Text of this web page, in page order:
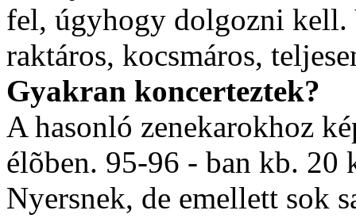
fel, úgyhogy dolgozni
raktáros, kocsmáros,
Gyakran koncerteztek?
A hasonló zenekarokhoz
élõben. 95-96 - ban kb. 20
Nyersnek, de emellett sok